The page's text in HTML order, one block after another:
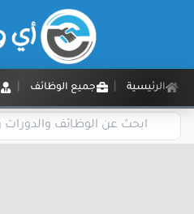
الرئيسية جميع الوظائف